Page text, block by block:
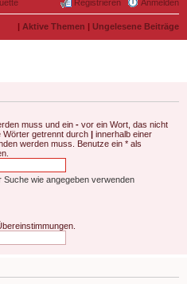
Anmelden
Registrieren
| Aktive Themen | Ungelesene Beiträge
muss und ein - vor ein Wort, das nicht
Wörter getrennt durch | innerhalb einer
werden muss. Benutze ein * als
Suche wie angegeben verwenden